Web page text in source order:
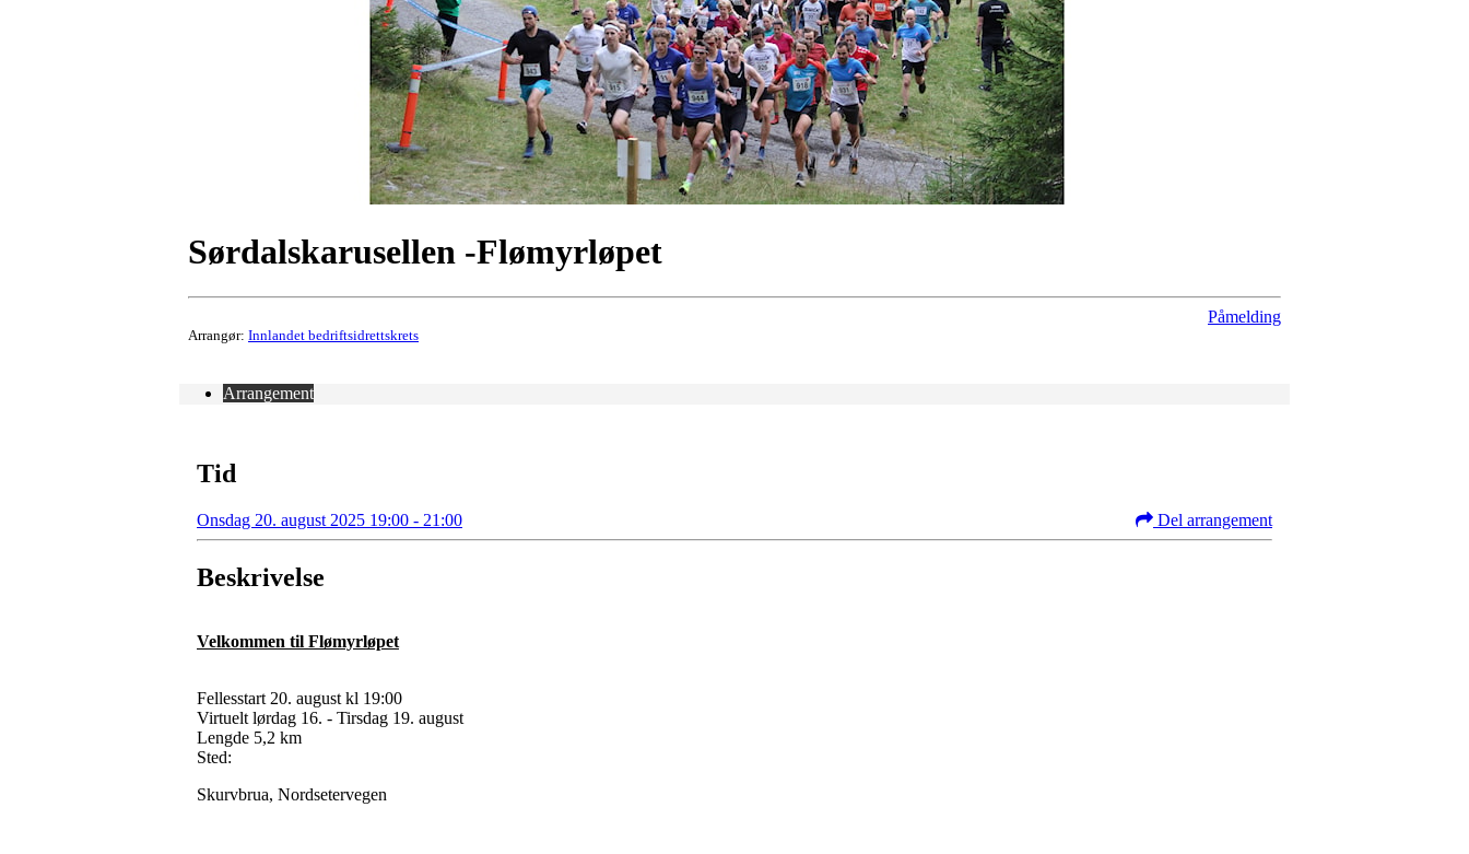
Sørdalskarusellen -Flømyrløpet
Arrangør: Innlandet bedriftsidrettskrets
Påmelding
Arrangement
Tid
Onsdag 20. august 2025 19:00 - 21:00 Del arrangement
Beskrivelse
Velkommen til Flømyrløpet
Fellesstart 20. august kl 19:00
Virtuelt lørdag 16. - Tirsdag 19. august
Lengde 5,2 km
Sted:
Skurvbrua, Nordsetervegen